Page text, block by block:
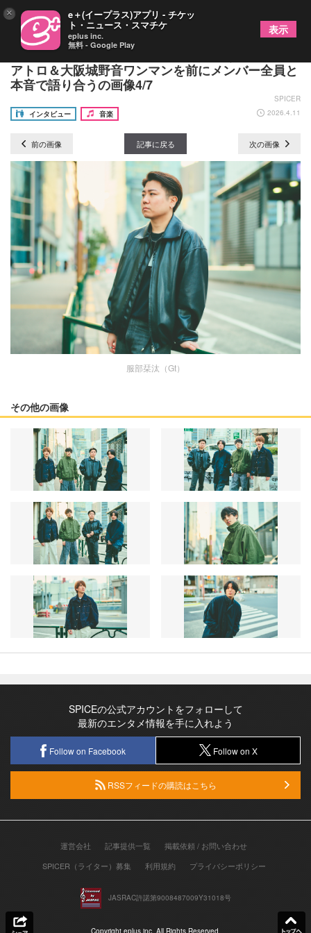
15周年に突入したSHE’Sはいま何を思う？ 渋谷ク
アトロ＆大阪城野音ワンマンを前にメンバー全員と
本音で語り合うの画像4/7
SPICER
インタビュー
音楽 2026.4.11
前の画像 記事に戻る 次の画像
服部栞汰（Gt）
その他の画像
SPICEの公式アカウントをフォローして
最新のエンタメ情報を手に入れよう
Follow on Facebook Follow on X
RSSフィードの購読はこちら
運営会社 記事提供一覧
掲載依頼 / お問い合わせ
SPICER（ライター）募集
利用規約 プライバシーポリシー
JASRAC許諾第9008487009Y31018号
Copyright eplus inc. All Rights Reserved.
× e＋(イープラス)アプリ - チケッ
ト・ニュース・スマチケ
eplus inc.
無料 - Google Play
表示